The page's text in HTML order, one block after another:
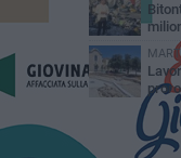
operatori